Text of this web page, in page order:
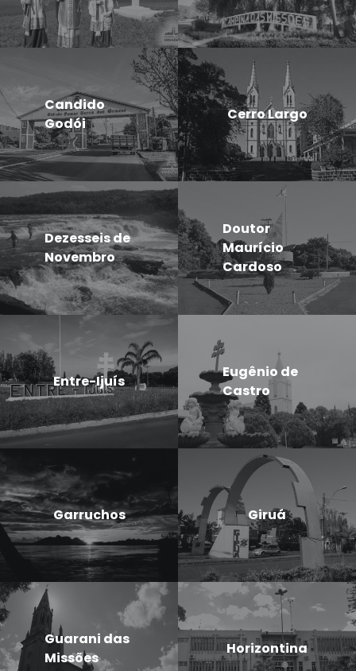
Candido
Godói
Cerro Largo
Dezesseis de
Novembro
Doutor
Maurício
Cardoso
Entre-Ijuís
Eugênio de
Castro
Garruchos Giruá
Guarani das
Missões
Horizontina